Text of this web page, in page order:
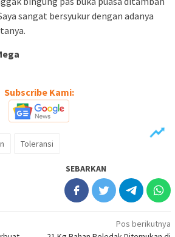
sangat bersyukur dengan adanya
Subscribe Kami:
Toleransi
SEBARKAN
Pos berikutnya